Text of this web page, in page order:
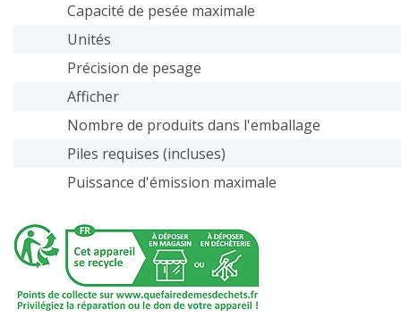
Capacité de pesée maximale
Unités
Précision de pesage
Afficher
Nombre de produits dans l'emballage
Piles requises (incluses)
Puissance d'émission maximale